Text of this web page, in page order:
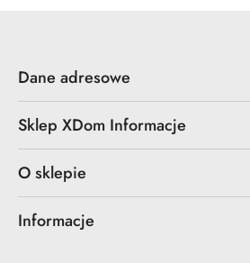
Dane adresowe
Sklep XDom Informacje
O sklepie
Informacje